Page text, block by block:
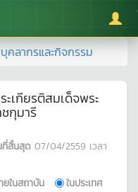
ลากรและกิจกรรม
เกียรติสมเด็จพระ
กุมารี
ที่สิ้นสุด 07/04/2559 เวลา
ยในสถาบัน
ในประเทศ